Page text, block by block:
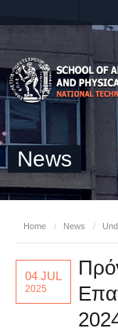
News
Home / News /
04 JUL
2025